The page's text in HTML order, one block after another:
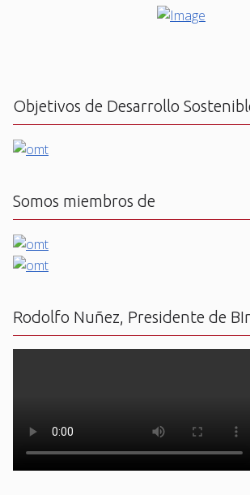
Objetivos de Desarrollo
Somos miembros de
Rodolfo Nuñez, Presidente de